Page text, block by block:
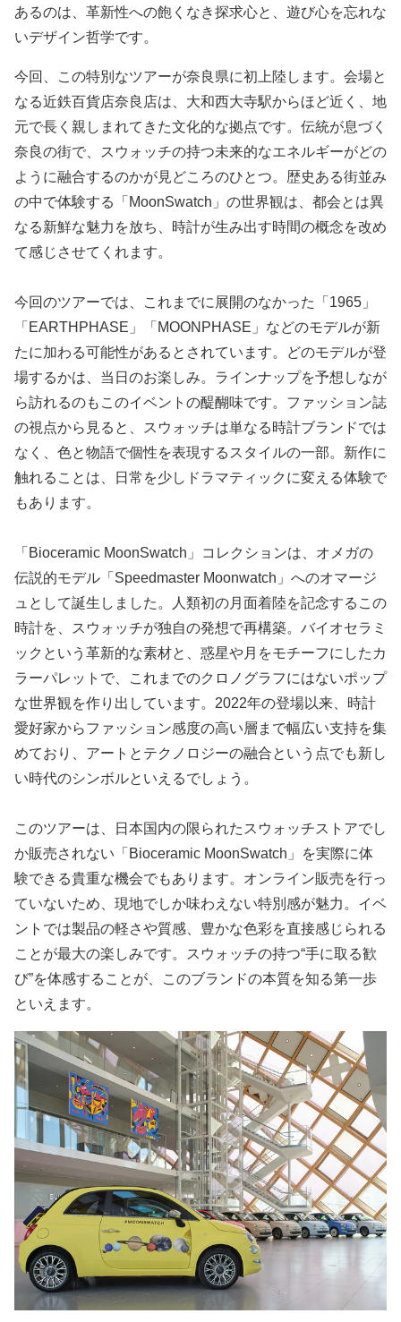
あるのは、革新性への飽くなき探求心と、遊び心を忘れな
いデザイン哲学です。
今回、この特別なツアーが奈良県に初上陸します。会場と
なる近鉄百貨店奈良店は、大和西大寺駅からほど近く、地
元で長く親しまれてきた文化的な拠点です。伝統が息づく
奈良の街で、スウォッチの持つ未来的なエネルギーがどの
ように融合するのかが見どころのひとつ。歴史ある街並み
の中で体験する「MoonSwatch」の世界観は、都会とは異
なる新鮮な魅力を放ち、時計が生み出す時間の概念を改め
て感じさせてくれます。
今回のツアーでは、これまでに展開のなかった「1965」
「EARTHPHASE」「MOONPHASE」などのモデルが新
たに加わる可能性があるとされています。どのモデルが登
場するかは、当日のお楽しみ。ラインナップを予想しなが
ら訪れるのもこのイベントの醍醐味です。ファッション誌
の視点から見ると、スウォッチは単なる時計ブランドでは
なく、色と物語で個性を表現するスタイルの一部。新作に
触れることは、日常を少しドラマティックに変える体験で
もあります。
「Bioceramic MoonSwatch」コレクションは、オメガの
伝説的モデル「Speedmaster Moonwatch」へのオマージ
ュとして誕生しました。人類初の月面着陸を記念するこの
時計を、スウォッチが独自の発想で再構築。バイオセラミ
ックという革新的な素材と、惑星や月をモチーフにしたカ
ラーパレットで、これまでのクロノグラフにはないポップ
な世界観を作り出しています。2022年の登場以来、時計
愛好家からファッション感度の高い層まで幅広い支持を集
めており、アートとテクノロジーの融合という点でも新し
い時代のシンボルといえるでしょう。
このツアーは、日本国内の限られたスウォッチストアでし
か販売されない「Bioceramic MoonSwatch」を実際に体
験できる貴重な機会でもあります。オンライン販売を行っ
ていないため、現地でしか味わえない特別感が魅力。イベ
ントでは製品の軽さや質感、豊かな色彩を直接感じられる
ことが最大の楽しみです。スウォッチの持つ“手に取る歓
び”を体感することが、このブランドの本質を知る第一歩
といえます。